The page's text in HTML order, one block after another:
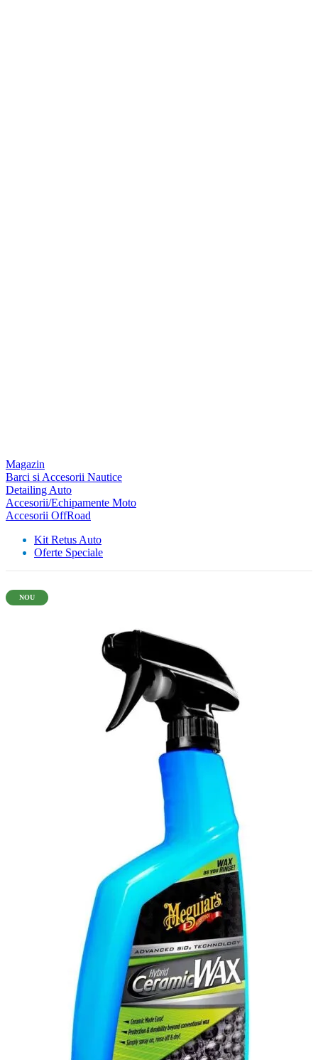
Magazin
Barci si Accesorii Nautice
Detailing Auto
Accesorii/Echipamente Moto
Accesorii OffRoad
Kit Retus Auto
Oferte Speciale
NOU